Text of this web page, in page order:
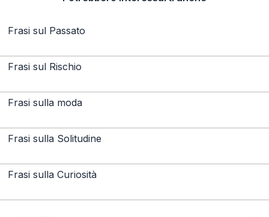
Frasi sul Passato
Frasi sul Rischio
Frasi sulla moda
Frasi sulla Solitudine
Frasi sulla Curiosità